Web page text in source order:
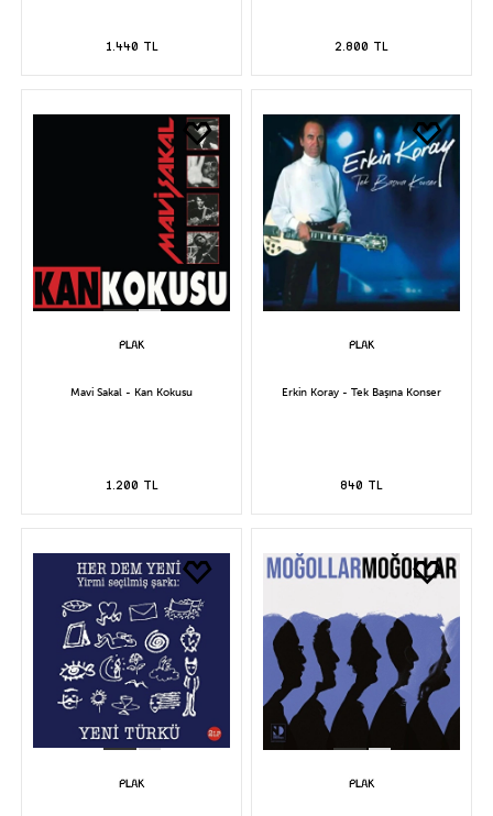
1.440 TL 2.800 TL
Mavi Sakal - Kan Kokusu
1.200 TL
Erkin Koray - Tek Başına Konser
840 TL